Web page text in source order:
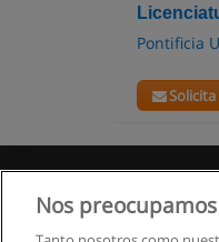
Pontificia
Nos